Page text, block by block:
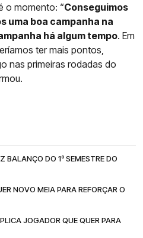
o momento: “Conseguimos
uma boa campanha na
há algum tempo. Em
ter mais pontos,
nas primeiras rodadas do
BALANÇO DO 1º SEMESTRE DO
NOVO MEIA PARA REFORÇAR O
JOGADOR QUE QUER PARA